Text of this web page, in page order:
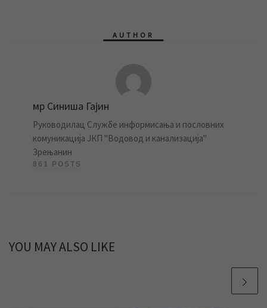
AUTHOR
мр Синиша Гајин
Руководилац Службе информисања и пословних
комуникација ЈКП "Водовод и канализација"
Зрењанин
861 POSTS
YOU MAY ALSO LIKE